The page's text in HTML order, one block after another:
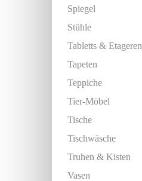
Spiegel
Stühle
Tabletts & Etageren
Tapeten
Teppiche
Tier-Möbel
Tische
Tischwäsche
Truhen & Kisten
Vasen